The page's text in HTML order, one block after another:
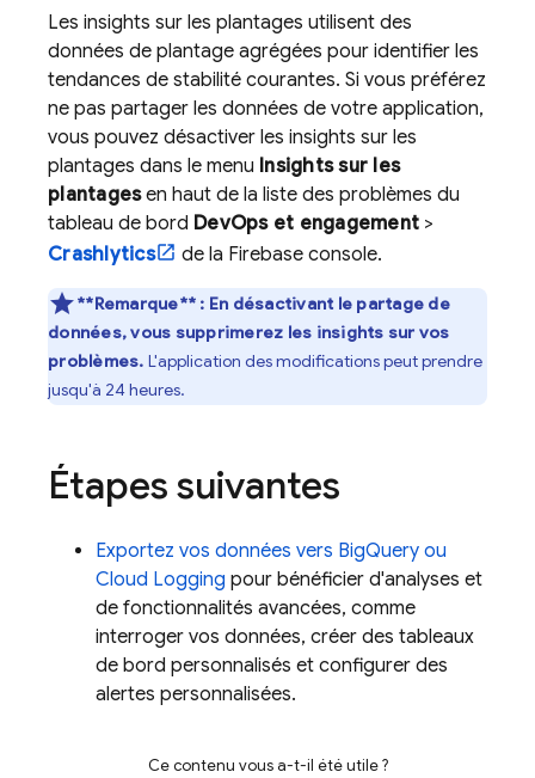
Les insights sur les plantages utilisent des
données de plantage agrégées pour identifier les
tendances de stabilité courantes. Si vous préférez
ne pas partager les données de votre application,
vous pouvez désactiver les insights sur les
plantages dans le menu Insights sur les
plantagesen haut de la liste des problèmes du
tableau de bord DevOps et engagement >
Crashlytics
de la Firebaseconsole.
**Remarque** : En désactivant le partage de
données, vous supprimerez les insights sur vos
problèmes. L'application des modifications peut prendre
jusqu'à 24 heures.
Étapes suivantes
Exportez vos données vers BigQuery ou
Cloud Logging pour bénéficier d'analyses et
de fonctionnalités avancées, comme
interroger vos données, créer des tableaux
de bord personnalisés et configurer des
alertes personnalisées.
Ce contenu vous a-t-il été utile ?